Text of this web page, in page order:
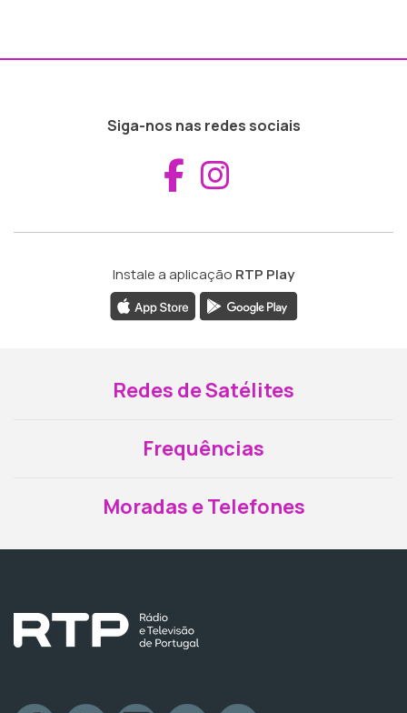
Siga-nos nas redes sociais
Aceder ao
Instale a aplicação RTP Play
Redes de Satélites
Frequências
Moradas e Telefones